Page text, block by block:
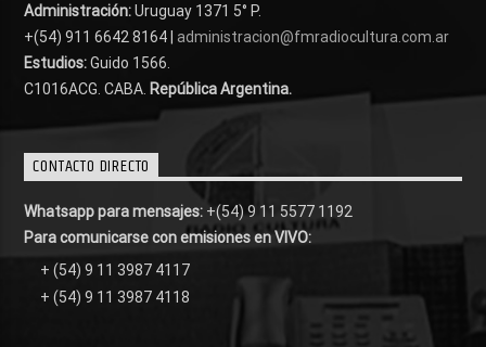
Administración:Uruguay 1371 5° P.
+(54) 911 6642 8164 | administracion@fmradiocultura.com.ar
Estudios:Guido 1566.
C1016ACG . CABA. República Argentina.
CONTACTO DIRECTO
Whatsapp para mensajes: +(54) 9 11 5577 1192
Para comunicarse con emisiones en VIVO:
+ (54) 9 11 3987 4117
+ (54) 9 11 3987 4118